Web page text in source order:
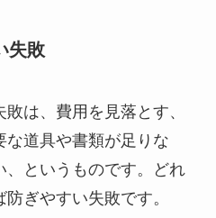
失敗
は、費用を見落とす、
道具や書類が足りな
、というものです。どれ
ぎやすい失敗です。